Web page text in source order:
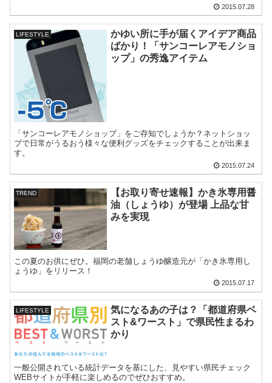
2015.07.28
LIFESTYLE
かゆい所に手が届くアイデア商品
ばかり！「サンコーレアモノショ
ップ」の秀逸アイテム
「サンコーレアモノショップ」をご存知でしょうか？ネットショッ
プで日常がうるおう様々な便利グッズをチェックすることが出来ま
す。
2015.07.24
TREND
【お取り寄せ速報】かき氷専用醤
油（しょうゆ）が登場 上品な甘
みを実現
この夏のお供にぜひ。福岡の老舗しょうゆ醸造元が「かき氷専用し
ょうゆ」をリリース！
2015.07.17
LIFESTYLE
気になるあの子は？「都道府県ベ
スト&ワースト」で県民性まるわ
かり
一般公開されている統計データを基にした、見やすい県民チェック
WEBサイトが手軽に楽しめるのでぜひおすすめ。